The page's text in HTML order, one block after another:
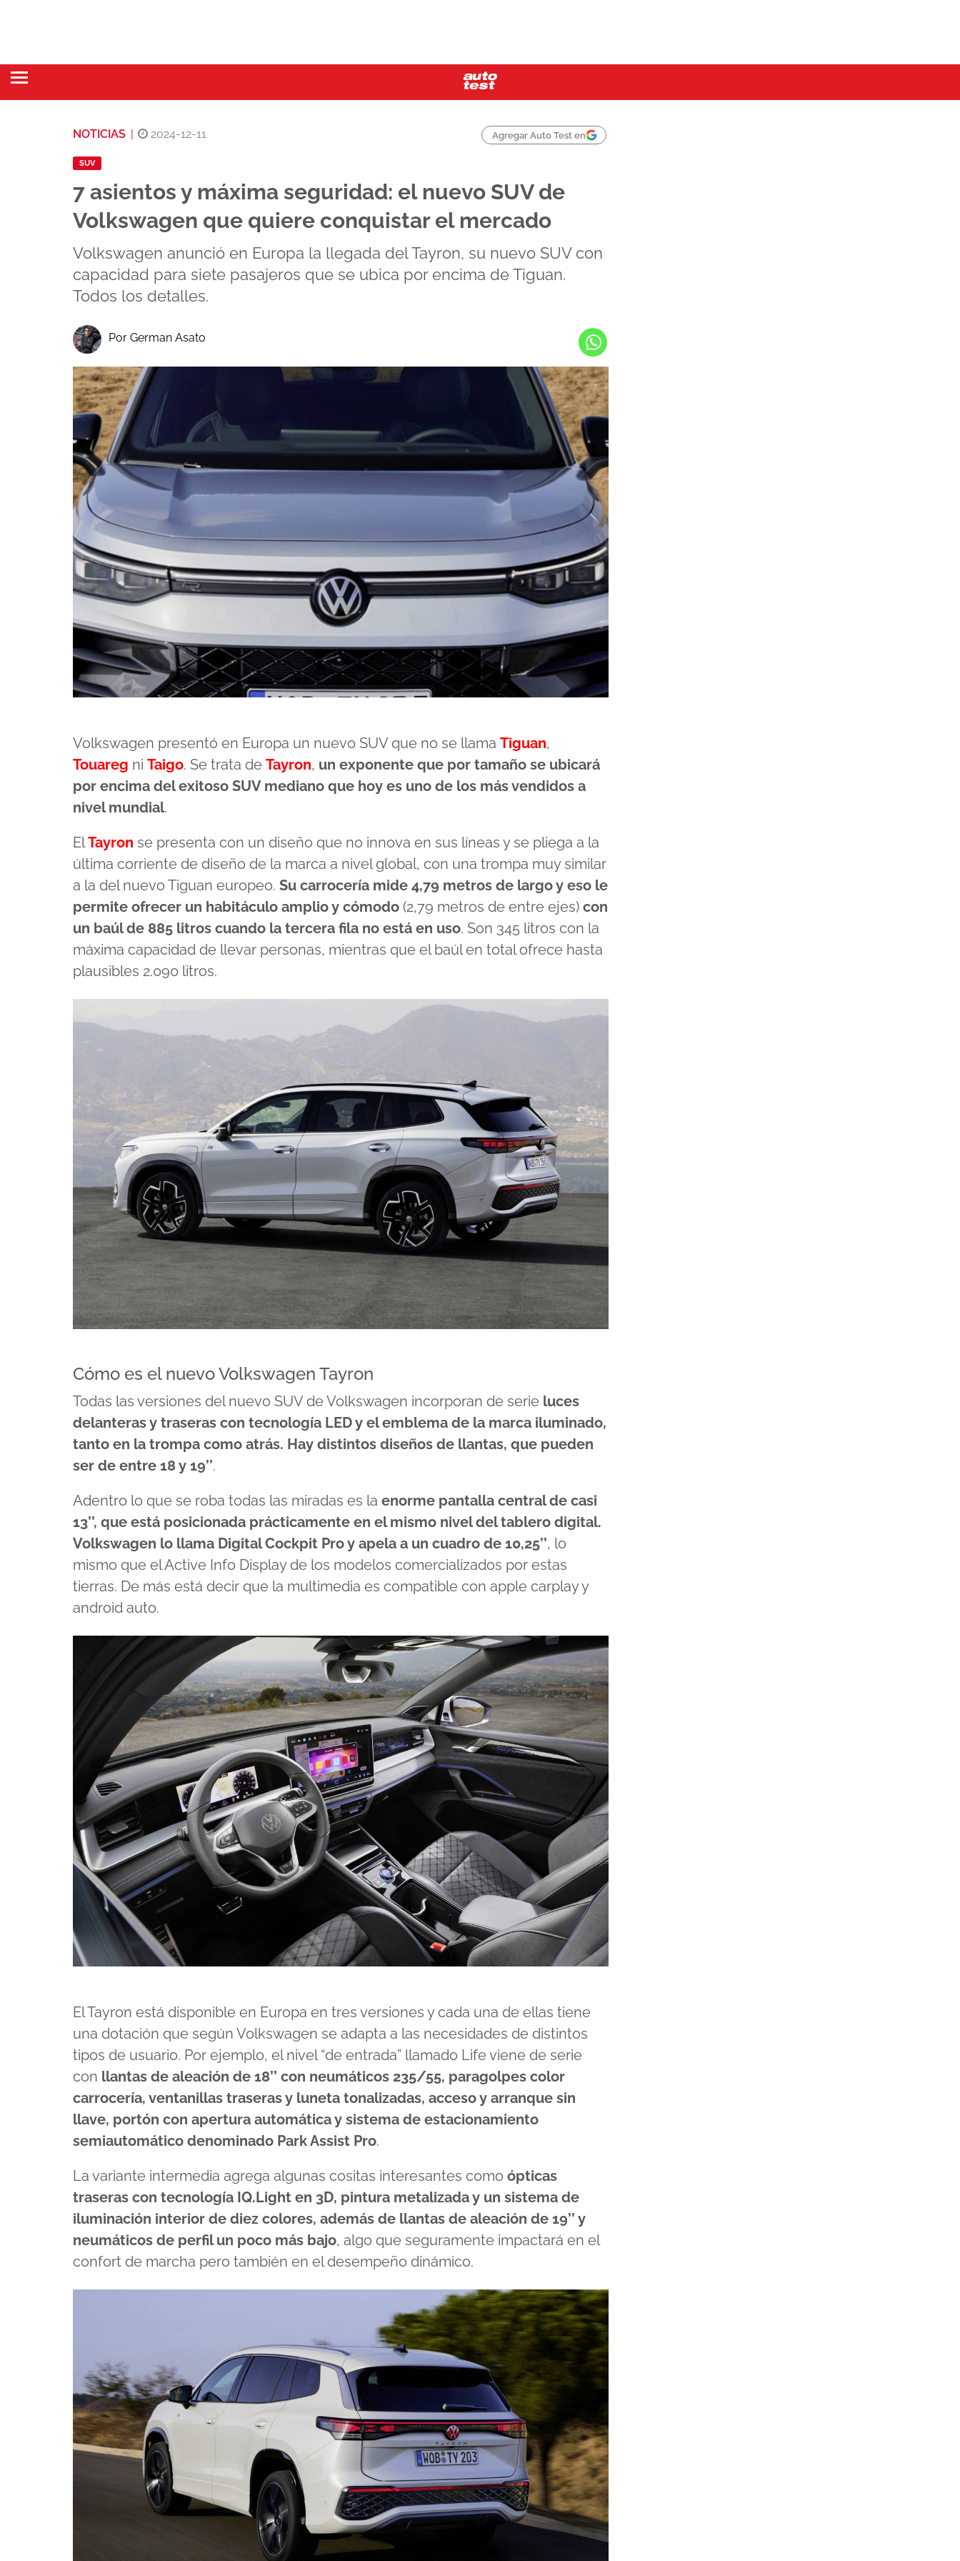
NOTICIAS 2024-12-11 Agregar Auto Test en
SUV
7 asientos y máxima seguridad: el nuevo SUV de
Volkswagen que quiere conquistar el mercado
Volkswagen anunció en Europa la llegada del Tayron, su nuevo SUV con
capacidad para siete pasajeros que se ubica por encima de Tiguan.
Todos los detalles.
Por German Asato
Volkswagen presentó en Europa un nuevo SUV que no se llama Tiguan,
Touareg ni Taigo. Se trata de Tayron, un exponente que por tamaño se ubicará
por encima del exitoso SUV mediano que hoy es uno de los más vendidos a
nivel mundial.
ElTayron se presenta con un diseño que no innova en sus líneas y se pliega a la
última corriente de diseño de la marca a nivel global, con una trompa muy similar
a la del nuevo Tiguan europeo. Su carrocería mide 4,79 metros de largo y eso le
permite ofrecer un habitáculo amplio y cómodo (2,79 metros de entre ejes) con
un baúl de 885 litros cuando la tercera fila no está en uso. Son 345 litros con la
máxima capacidad de llevar personas, mientras que el baúl en total ofrece hasta
plausibles 2.090 litros.
Cómo es el nuevo Volkswagen Tayron
Todas las versiones del nuevo SUV de Volkswagen incorporan de serie luces
delanteras y traseras con tecnología LED y el emblema de la marca iluminado,
tanto en la trompa como atrás. Hay distintos diseños de llantas, que pueden
ser de entre 18 y 19’’.
Adentro lo que se roba todas las miradas es la enorme pantalla central de casi
13’’, que está posicionada prácticamente en el mismo nivel del tablero digital.
Volkswagen lo llama Digital Cockpit Pro y apela a un cuadro de 10,25’’, lo
mismo que el Active Info Display de los modelos comercializados por estas
tierras. De más está decir que la multimedia es compatible con apple carplay y
android auto.
El Tayron está disponible en Europa en tres versiones y cada una de ellas tiene
una dotación que según Volkswagen se adapta a las necesidades de distintos
tipos de usuario. Por ejemplo, el nivel “de entrada” llamado Life viene de serie
con llantas de aleación de 18’’ con neumáticos 235/55, paragolpes color
carrocería, ventanillas traseras y luneta tonalizadas, acceso y arranque sin
llave, portón con apertura automática y sistema de estacionamiento
semiautomático denominado Park Assist Pro.
La variante intermedia agrega algunas cositas interesantes como ópticas
traseras con tecnología IQ.Light en 3D, pintura metalizada y un sistema de
iluminación interior de diez colores, además de llantas de aleación de 19’’ y
neumáticos de perfil un poco más bajo, algo que seguramente impactará en el
confort de marcha pero también en el desempeño dinámico.